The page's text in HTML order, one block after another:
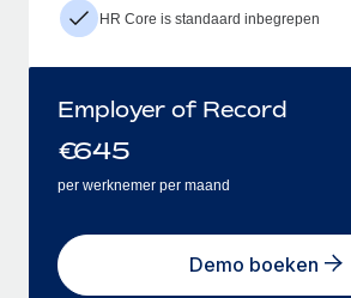
HR Core is standaard inbegrepen
Employer of Record
€645
per werknemer per maand
Demo boeken